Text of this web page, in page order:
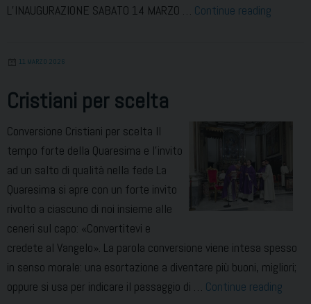
L’INAUGURAZIONE SABATO 14 MARZO … Continue reading
Moscati”
11 MARZO 2026
Cristiani per scelta
Conversione Cristiani per scelta Il
tempo forte della Quaresima e l’invito
ad un salto di qualità nella fede La
Quaresima si apre con un forte invito
rivolto a ciascuno di noi insieme alle
ceneri sul capo: «Convertitevi e
credete al Vangelo». La parola conversione viene intesa spesso
in senso morale: una esortazione a diventare più buoni, migliori;
oppure si usa per indicare il passaggio di … Continue reading